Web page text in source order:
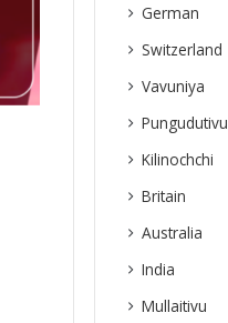
German
Switzerland
Vavuniya
Pungudutivu
Kilinochchi
Britain
Australia
India
Mullaitivu